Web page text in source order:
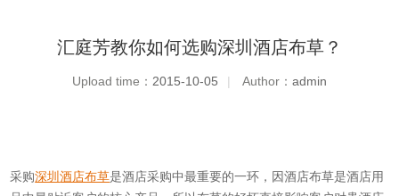
汇庭芳教你如何选购深圳酒店布草？
Upload time： 2015-10-05 | Author： admin
采购深圳酒店布草是酒店采购中最重要的一环，因酒店布草是酒店用